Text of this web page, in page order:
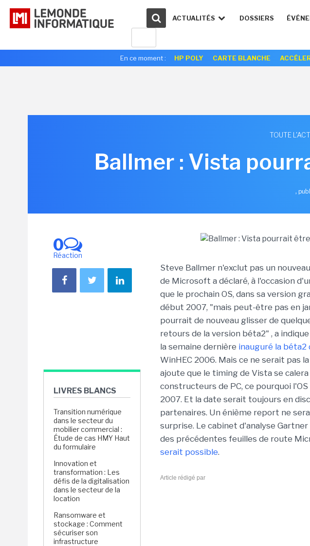
ACTUALITÉS DOSSIERS
En ce moment : HP POLY CARTE BLANCHE
TOUTE
Ballmer : Vista
,
0
Réaction
LIVRES BLANCS
Transition numérique
dans le secteur du
mobilier commercial :
Étude de cas HMY Haut
du formulaire
Innovation et
transformation : Les
défis de la digitalisation
dans le secteur de la
location
Ransomware et
stockage : Comment
sécuriser son
infrastructure
Steve Ballmer n'exclut pas un
de Microsoft a déclaré, à l'occasion
que le prochain OS, dans sa version
début 2007, "mais peut-être pas en
pourrait de nouveau glisser de
retours de la version béta2" , a
la semaine dernière inauguré la béta2
WinHEC 2006. Mais ce ne serait pas
ajoute que le timing de Vista se
constructeurs de PC, ce pourquoi
2007. Et la date serait toujours en
partenaires. Un énième report ne
surprise. Le cabinet d'analyse
des précédentes feuilles de route
serait possible.
Article rédigé par